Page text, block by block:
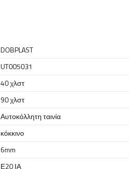
DOBPLAST
UT005031
40 χλστ
90 χλστ
Αυτοκόλλητη ταινία
κόκκινο
6mm
Ε20 ΙΑ